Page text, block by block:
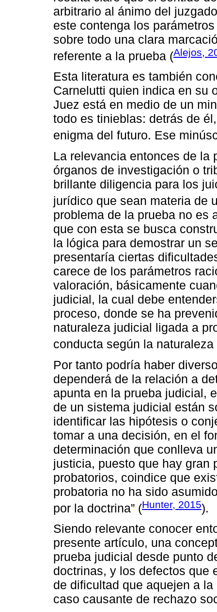
arbitrario al ánimo del
este contenga los
sobre todo una clara
referente a la prueba (Alejos,
Esta literatura es también
Carnelutti quien indica en su
Juez está en medio de un
todo es tinieblas: detrás de
enigma del futuro. Ese
La relevancia entonces de la
órganos de investigación o
brillante diligencia para los
jurídico que sean materia de
problema de la prueba no es
que con esta se busca
la lógica para demostrar un
presentaría ciertas
carece de los parámetros
valoración, básicamente
judicial, la cual debe
proceso, donde se ha
naturaleza judicial ligada a
conducta según la
Por tanto podría haber
dependerá de la relación a
apunta en la prueba judicial,
de un sistema judicial están
identificar las hipótesis o
tomar a una decisión, en el
determinación que conlleva
justicia, puesto que hay gran
probatorios, coindice que
probatoria no ha sido
por la doctrina” (Hunter, 2015).
Siendo relevante conocer
presente artículo, una
prueba judicial desde punto
doctrinas, y los defectos que
de dificultad que aquejen a
caso causante de rechazo